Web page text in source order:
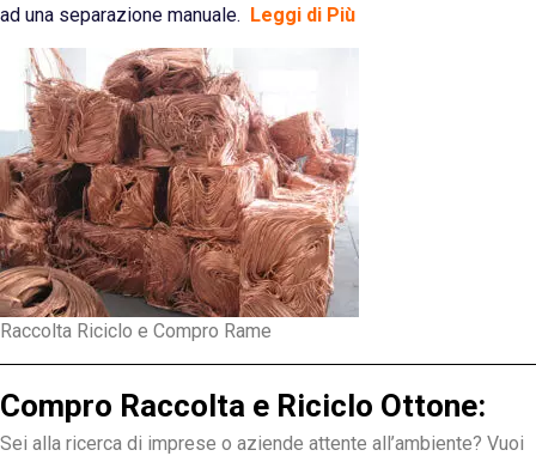
ad una separazione manuale. Leggi di Più
Raccolta Riciclo e Compro Rame
Compro Raccolta e Riciclo Ottone:
Sei alla ricerca di imprese o aziende attente all’ambiente? Vuoi